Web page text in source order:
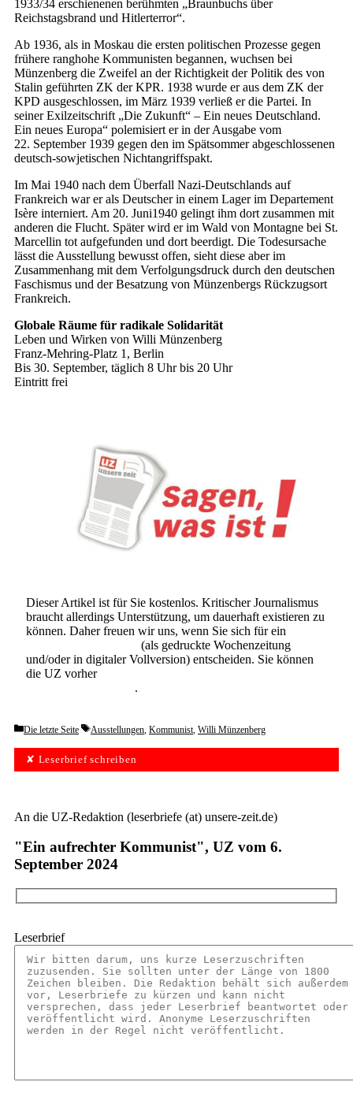
1933/34 erschienenen berühmten „Braunbuchs über
Reichstagsbrand und Hitlerterror“.
Ab 1936, als in Moskau die ersten politischen Prozesse gegen
frühere ranghohe Kommunisten begannen, wuchsen bei
Münzenberg die Zweifel an der Richtigkeit der Politik des von
Stalin geführten ZK der KPR. 1938 wurde er aus dem ZK der
KPD ausgeschlossen, im März 1939 verließ er die Partei. In
seiner Exilzeitschrift „Die Zukunft“ – Ein neues Deutschland.
Ein neues Europa“ polemisiert er in der Ausgabe vom
22. September 1939 gegen den im Spätsommer abgeschlossenen
deutsch-sowjetischen Nichtangriffspakt.
Im Mai 1940 nach dem Überfall Nazi-Deutschlands auf
Frankreich war er als Deutscher in einem Lager im Departement
Isère interniert. Am 20. Juni1940 gelingt ihm dort zusammen mit
anderen die Flucht. Später wird er im Wald von Montagne bei St.
Marcellin tot aufgefunden und dort beerdigt. Die Todesursache
lässt die Ausstellung bewusst offen, sieht diese aber im
Zusammenhang mit dem Verfolgungsdruck durch den deutschen
Faschismus und der Besatzung von Münzenbergs Rückzugsort
Frankreich.
Globale Räume für radikale Solidarität
Leben und Wirken von Willi Münzenberg
Franz-Mehring-Platz 1, Berlin
Bis 30. September, täglich 8 Uhr bis 20 Uhr
Eintritt frei
Dieser Artikel ist für Sie kostenlos. Kritischer Journalismus
braucht allerdings Unterstützung, um dauerhaft existieren zu
können. Daher freuen wir uns, wenn Sie sich für ein
(als gedruckte Wochenzeitung
und/oder in digitaler Vollversion) entscheiden. Sie können
die UZ vorher
.
Categories
Die letzte Seite Tags
Ausstellungen, Kommunist, Willi Münzenberg
✘ Leserbrief schreiben
An die UZ-Redaktion (leserbriefe (at) unsere-zeit.de)
"Ein aufrechter Kommunist", UZ vom 6.
September 2024
Leserbrief